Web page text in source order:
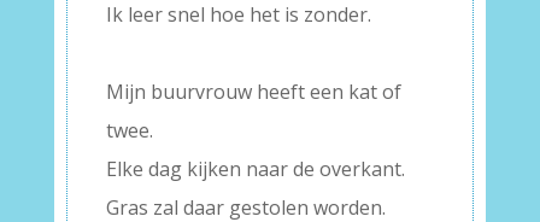
Ik leer snel hoe het is zonder.
Mijn buurvrouw heeft een kat of
twee.
Elke dag kijken naar de overkant.
Gras zal daar gestolen worden.